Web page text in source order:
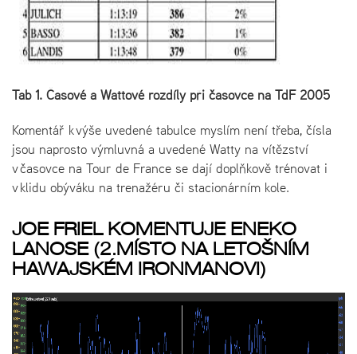
Tab 1. Časové a Wattové rozdíly při časovce na TdF 2005
Komentář k výše uvedené tabulce myslím není třeba, čísla
jsou naprosto výmluvná a uvedené Watty na vítězství
v časovce na Tour de France se dají doplňkově trénovat i
v klidu obýváku na trenažéru či stacionárním kole.
JOE FRIEL KOMENTUJE ENEKO
LANOSE (2.MÍSTO NA LETOŠNÍM
HAWAJSKÉM IRONMANOVI)